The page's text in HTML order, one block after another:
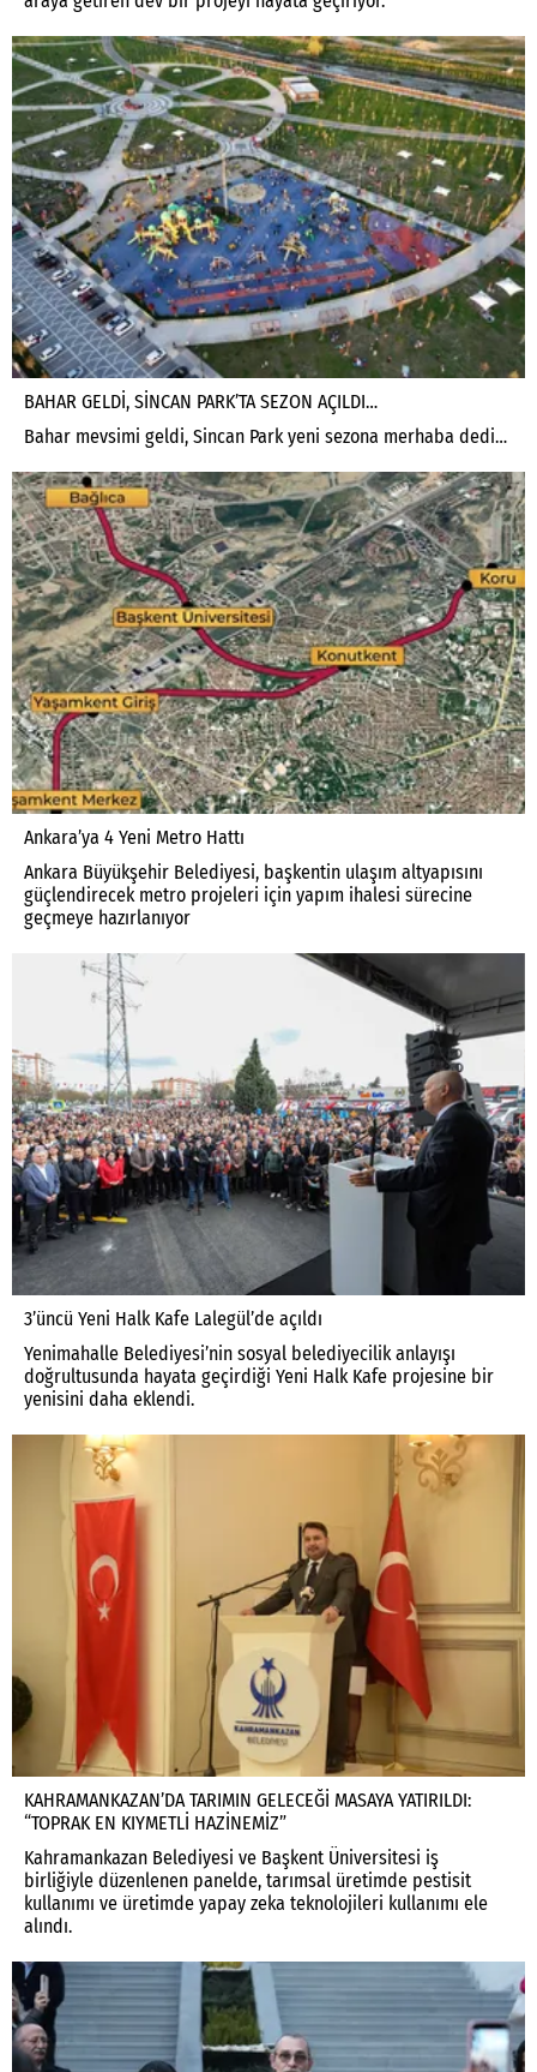
BAHAR GELDİ, SİNCAN PARK’TA SEZON AÇILDI…
Bahar mevsimi geldi, Sincan Park yeni sezona merhaba dedi…
Ankara’ya 4 Yeni Metro Hattı
Ankara Büyükşehir Belediyesi, başkentin ulaşım altyapısını
güçlendirecek metro projeleri için yapım ihalesi sürecine
geçmeye hazırlanıyor
3’üncü Yeni Halk Kafe Lalegül’de açıldı
Yenimahalle Belediyesi’nin sosyal belediyecilik anlayışı
doğrultusunda hayata geçirdiği Yeni Halk Kafe projesine bir
yenisini daha eklendi.
KAHRAMANKAZAN’DA TARIMIN GELECEĞİ MASAYA YATIRILDI:
“TOPRAK EN KIYMETLİ HAZİNEMİZ”
Kahramankazan Belediyesi ve Başkent Üniversitesi iş
birliğiyle düzenlenen panelde, tarımsal üretimde pestisit
kullanımı ve üretimde yapay zeka teknolojileri kullanımı ele
alındı.